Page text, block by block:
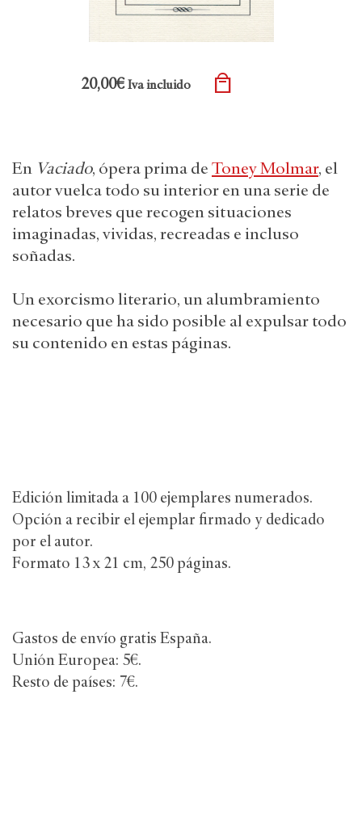
20,00€ Iva incluido ť
En Vaciado, ópera prima de Toney Molmar, el
autor vuelca todo su interior en una serie de
relatos breves que recogen situaciones
imaginadas, vividas, recreadas e incluso
soñadas.
Un exorcismo literario, un alumbramiento
necesario que ha sido posible al expulsar todo
su contenido en estas páginas.
Edición limitada a 100 ejemplares numerados.
Opción a recibir el ejemplar firmado y dedicado
por el autor.
Formato 13 x 21 cm, 250 páginas.
Gastos de envío gratis España.
Unión Europea: 5€.
Resto de países: 7€.